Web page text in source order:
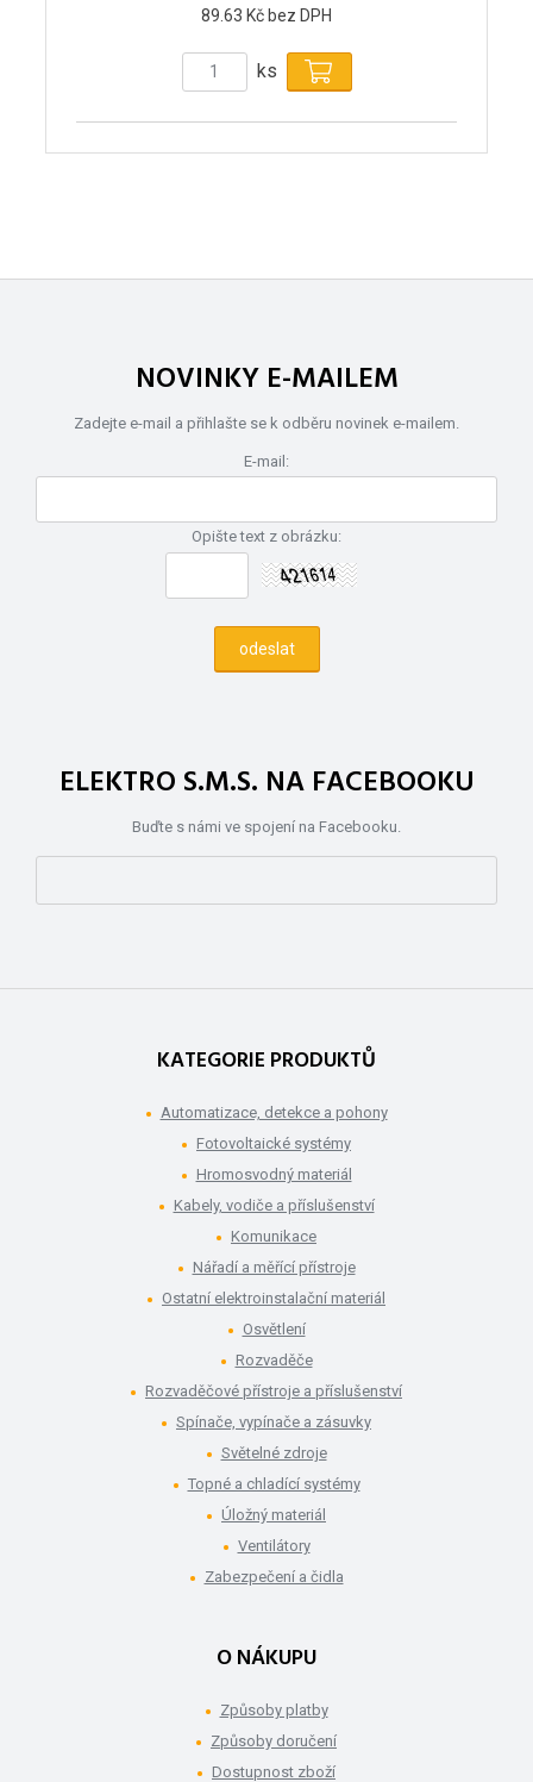
89.63 Kč bez DPH
ks
NOVINKY E-MAILEM
Zadejte e-mail a přihlašte se k odběru novinek e-mailem.
E-mail:
Opište text z obrázku:
ELEKTRO S.M.S. NA FACEBOOKU
Buďte s námi ve spojení na Facebooku.
KATEGORIE PRODUKTŮ
Automatizace, detekce a pohony
Fotovoltaické systémy
Hromosvodný materiál
Kabely, vodiče a příslušenství
Komunikace
Nářadí a měřící přístroje
Ostatní elektroinstalační materiál
Osvětlení
Rozvaděče
Rozvaděčové přístroje a příslušenství
Spínače, vypínače a zásuvky
Světelné zdroje
Topné a chladící systémy
Úložný materiál
Ventilátory
Zabezpečení a čidla
O NÁKUPU
Způsoby platby
Způsoby doručení
Dostupnost zboží